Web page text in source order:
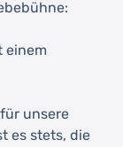
einem
unsere
es stets, die